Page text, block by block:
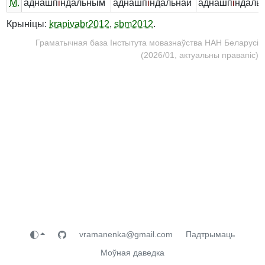
М. аднашпі́ндальным аднашпі́ндальнай аднашпі́
Крыніцы: krapivabr2012, sbm2012.
Граматычная база Інстытута мовазнаўства НАН Беларусі
(2026/01, актуальны правапіс)
vramanenka@gmail.com
Падтрымаць
Моўная даведка